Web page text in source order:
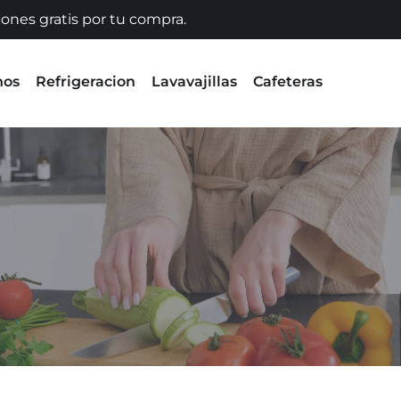
gratis por tu compra.
Refrigeracion Lavavajillas Cafeteras